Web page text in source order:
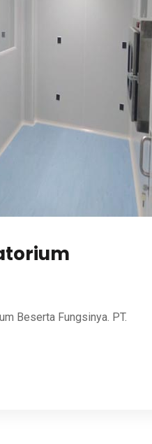
Beserta Fungsinya. PT.